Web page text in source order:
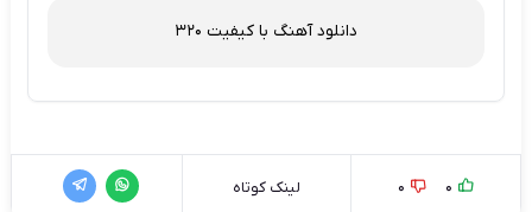
دانلود آهنگ با کیفیت 320
0
0 لینک کوتاه